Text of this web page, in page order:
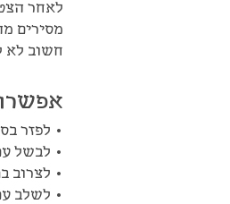
לאחר
מסירים
חשוב לא
• לפזר
• לבשל
• לצרוב
• לשלב